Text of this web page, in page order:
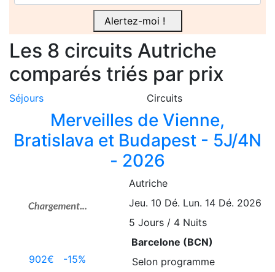
Alertez-moi !
Les 8 circuits Autriche
comparés triés par prix
Séjours Circuits
Merveilles de Vienne,
Bratislava et Budapest - 5J/4N
- 2026
902€ -15%
Autriche
Jeu. 10 Dé. Lun. 14 Dé. 2026
5 Jours / 4 Nuits
Barcelone (BCN)
Selon programme